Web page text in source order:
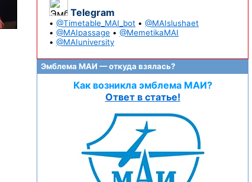
Telegram
• @Timetable_MAI_bot • @MAIslushaet
• @MAIpassage • @MemetikaMAI
• @MAIuniversity
Эмблема МАИ — откуда взялась?
Как возникла эмблема МАИ?
Ответ в статье!